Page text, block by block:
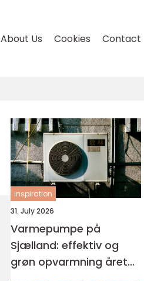
About Us Cookies Contact
inspiration
31. July 2026
Varmepumpe på
Sjælland: effektiv og
grøn opvarmning året